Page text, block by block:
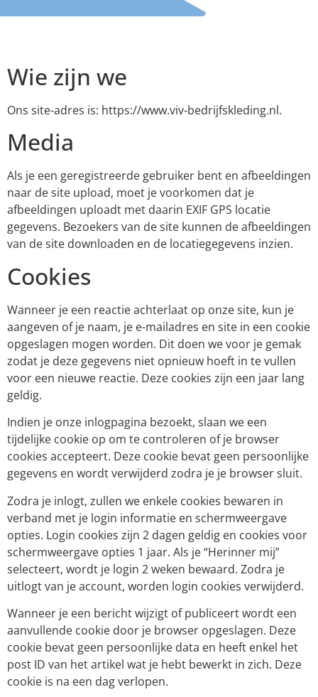
Wie zijn we
Ons site-adres is: https://www.viv-bedrijfskleding.nl.
Media
Als je een geregistreerde gebruiker bent en afbeeldingen
naar de site upload, moet je voorkomen dat je
afbeeldingen uploadt met daarin EXIF GPS locatie
gegevens. Bezoekers van de site kunnen de afbeeldingen
van de site downloaden en de locatiegegevens inzien.
Cookies
Wanneer je een reactie achterlaat op onze site, kun je
aangeven of je naam, je e-mailadres en site in een cookie
opgeslagen mogen worden. Dit doen we voor je gemak
zodat je deze gegevens niet opnieuw hoeft in te vullen
voor een nieuwe reactie. Deze cookies zijn een jaar lang
geldig.
Indien je onze inlogpagina bezoekt, slaan we een
tijdelijke cookie op om te controleren of je browser
cookies accepteert. Deze cookie bevat geen persoonlijke
gegevens en wordt verwijderd zodra je je browser sluit.
Zodra je inlogt, zullen we enkele cookies bewaren in
verband met je login informatie en schermweergave
opties. Login cookies zijn 2 dagen geldig en cookies voor
schermweergave opties 1 jaar. Als je “Herinner mij”
selecteert, wordt je login 2 weken bewaard. Zodra je
uitlogt van je account, worden login cookies verwijderd.
Wanneer je een bericht wijzigt of publiceert wordt een
aanvullende cookie door je browser opgeslagen. Deze
cookie bevat geen persoonlijke data en heeft enkel het
post ID van het artikel wat je hebt bewerkt in zich. Deze
cookie is na een dag verlopen.